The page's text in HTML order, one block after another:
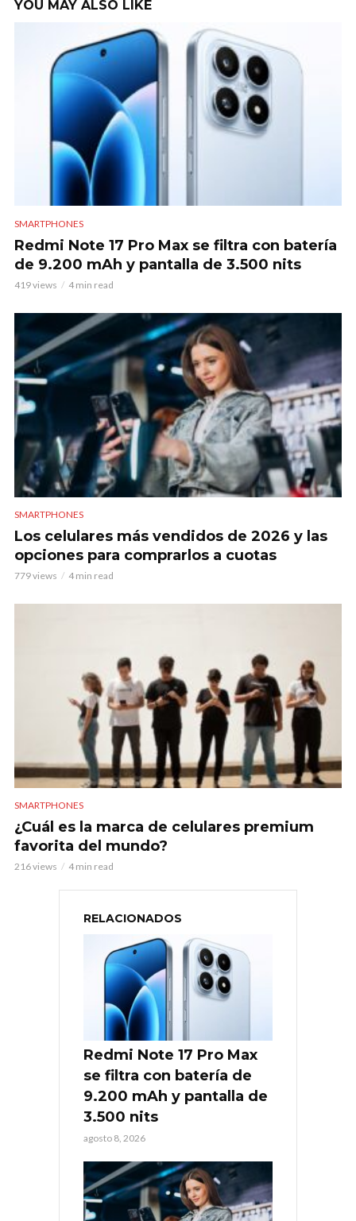
YOU MAY ALSO LIKE
SMARTPHONES
Redmi Note 17 Pro Max se filtra con batería
de 9.200 mAh y pantalla de 3.500 nits
419 views 4 min read
SMARTPHONES
Los celulares más vendidos de 2026 y las
opciones para comprarlos a cuotas
779 views 4 min read
SMARTPHONES
¿Cuál es la marca de celulares premium
favorita del mundo?
216 views 4 min read
RELACIONADOS
Redmi Note 17 Pro Max
se filtra con batería de
9.200 mAh y pantalla de
3.500 nits
agosto 8, 2026